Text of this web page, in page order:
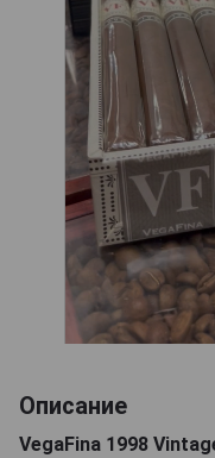
Описание
VegaFina 1998